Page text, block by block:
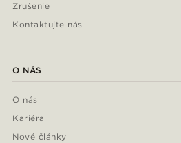
Zrušenie
Kontaktujte nás
O NÁS
O nás
Kariéra
Nové články